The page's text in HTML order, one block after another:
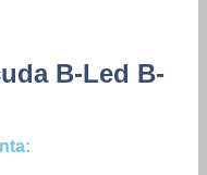
B-Led B-